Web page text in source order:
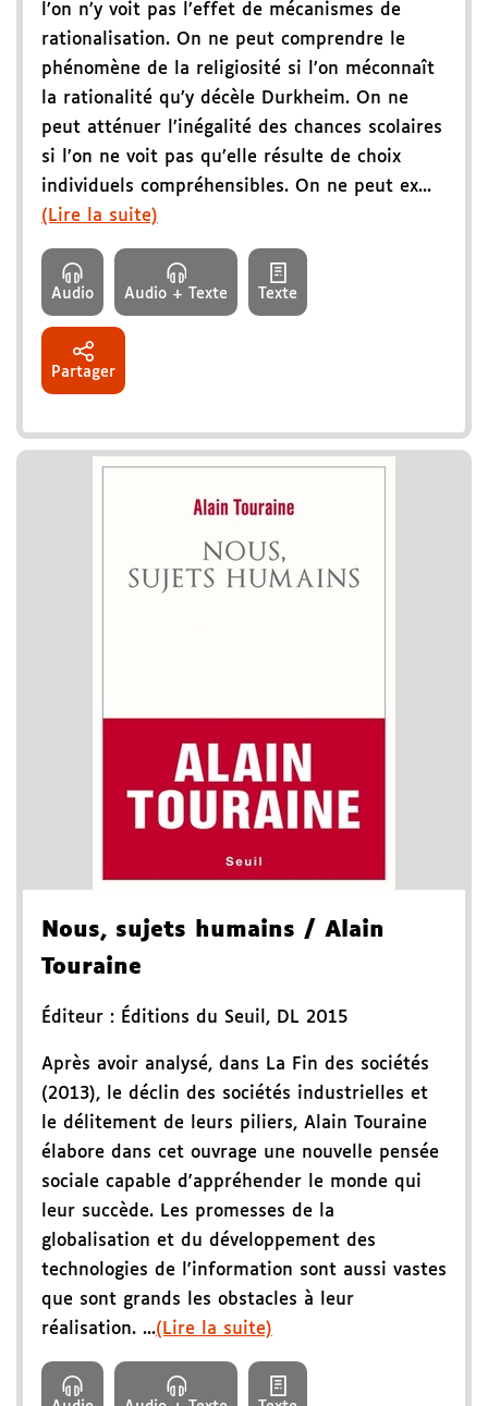
l’on n’y voit pas l’effet de mécanismes de
rationalisation. On ne peut comprendre le
phénomène de la religiosité si l’on méconnaît
la rationalité qu’y décèle Durkheim. On ne
peut atténuer l’inégalité des chances scolaires
si l’on ne voit pas qu’elle résulte de choix
individuels compréhensibles. On ne peut ex...
(Lire la suite)
Audio Audio + Texte Texte
Partager
Nous, sujets humains / Alain
Touraine
Éditeur : Éditions du Seuil , DL 2015
Après avoir analysé, dans La Fin des sociétés
(2013), le déclin des sociétés industrielles et
le délitement de leurs piliers, Alain Touraine
élabore dans cet ouvrage une nouvelle pensée
sociale capable d'appréhender le monde qui
leur succède. Les promesses de la
globalisation et du développement des
technologies de l'information sont aussi vastes
que sont grands les obstacles à leur
réalisation. ...(Lire la suite)